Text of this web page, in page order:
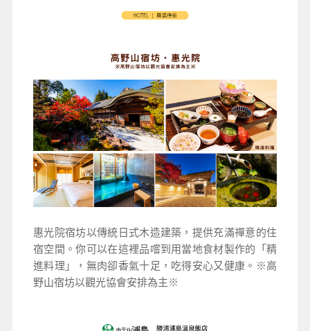
惠光院宿坊以傳統日式木造建築，提供充滿禪意的住
宿空間。你可以在這裡品嚐到用當地食材製作的「精
進料理」，無肉卻香氣十足，吃得安心又健康。 ※高
野山宿坊以觀光協會安排為主※